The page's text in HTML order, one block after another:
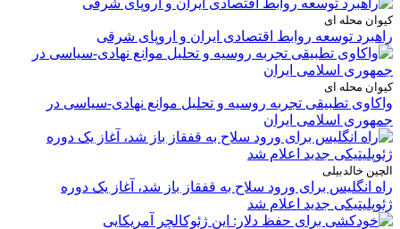
کیوان محله ای
راهبرد توسعه روابط اقتصادی ایران و اروپای شرقی
کیوان محله ای
واکاوی تطبیقی تجربه روسیه و تحلیل موانع نهادی-سیاسی در
جمهوری اسلامی ایران
الچین خالدبیلی
راه انگلیس برای ورود سلاح به قفقاز باز شد، آغاز یک دوره
ژئوپلیتیکی جدید اعلام شد